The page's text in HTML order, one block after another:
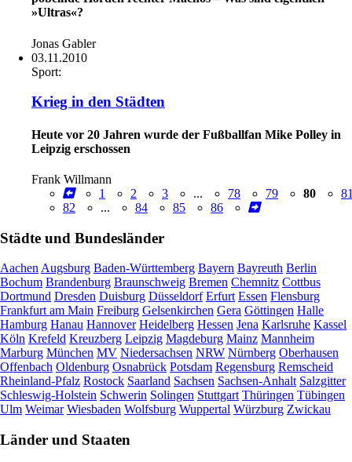
»Ultras«?
Jonas Gabler
03.11.2010
Sport:
Krieg in den Städten
Heute vor 20 Jahren wurde der Fußballfan Mike Polley in
Leipzig erschossen
Frank Willmann
1
2 3 ... 78 79 80
82
... 84 85 86
Städte und Bundesländer
Aachen Augsburg Baden-Württemberg Bayern Bayreuth Berlin
Bochum Brandenburg Braunschweig Bremen Chemnitz Cottbus
Dortmund Dresden Duisburg Düsseldorf Erfurt Essen Flensburg
Frankfurt am Main Freiburg Gelsenkirchen Gera Göttingen Halle
Hamburg Hanau Hannover Heidelberg Hessen Jena Karlsruhe Kassel
Köln Krefeld Kreuzberg Leipzig Magdeburg Mainz Mannheim
Marburg München MV Niedersachsen NRW Nürnberg Oberhausen
Offenbach Oldenburg Osnabrück Potsdam Regensburg Remscheid
Rheinland-Pfalz Rostock Saarland Sachsen Sachsen-Anhalt Salzgitter
Schleswig-Holstein Schwerin Solingen Stuttgart Thüringen Tübingen
Ulm Weimar Wiesbaden Wolfsburg Wuppertal Würzburg Zwickau
Länder und Staaten